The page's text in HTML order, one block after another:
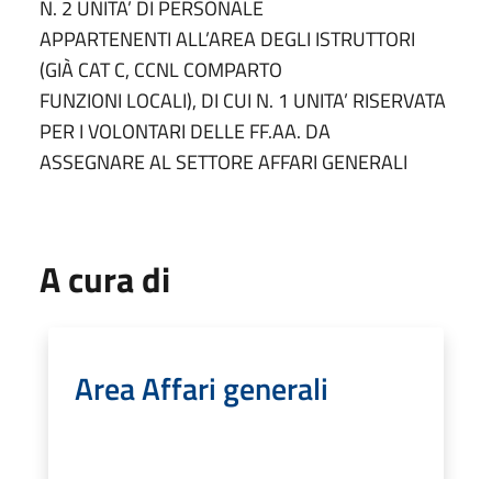
N. 2 UNITA’ DI PERSONALE
APPARTENENTI ALL’AREA DEGLI ISTRUTTORI
(GIÀ CAT C, CCNL COMPARTO
FUNZIONI LOCALI), DI CUI N. 1 UNITA’ RISERVATA
PER I VOLONTARI DELLE FF.AA. DA
ASSEGNARE AL SETTORE AFFARI GENERALI
A cura di
Area Affari generali